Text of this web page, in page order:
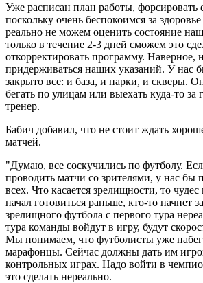
Уже расписан план работы, форсировать
поскольку очень беспокоимся за
реально не можем оценить состояние
только в течение 2-3 дней сможем это
откорректировать программу. Наверное,
придерживаться наших указаний. У нас
закрыто все: и база, и парки, и скверы.
бегать по улицам или выехать куда-то за
тренер.
Бабич добавил, что не стоит ждать
матчей.
"Думаю, все соскучились по футболу.
проводить матчи со зрителями, у нас бы
всех. Что касается зрелищности, то
начал готовиться раньше, кто-то начнет
зрелищного футбола с первого тура
тура команды войдут в игру, будут
Мы понимаем, что футболисты уже
марафонцы. Сейчас должны дать им
контрольных играх. Надо войти в
это сделать нереально.